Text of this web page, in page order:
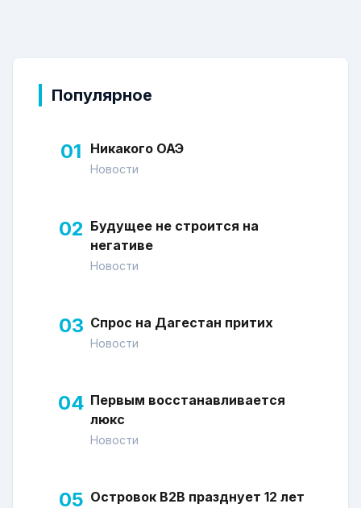
Популярное
01 Никакого ОАЭ
Новости
02 Будущее не строится на
негативе
Новости
03 Спрос на Дагестан притих
Новости
04 Первым восстанавливается
люкс
Новости
05 Островок В2В празднует 12 лет